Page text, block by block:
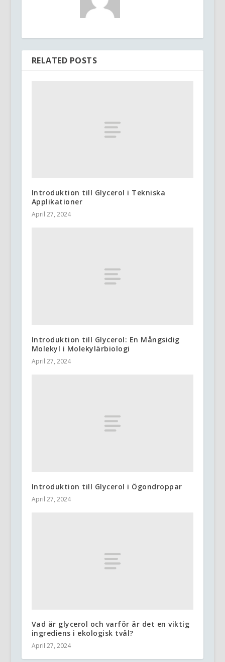
RELATED POSTS
Introduktion till Glycerol i Tekniska
Applikationer
April 27, 2024
Introduktion till Glycerol: En Mångsidig
Molekyl i Molekylärbiologi
April 27, 2024
Introduktion till Glycerol i Ögondroppar
April 27, 2024
Vad är glycerol och varför är det en viktig
ingrediens i ekologisk tvål?
April 27, 2024